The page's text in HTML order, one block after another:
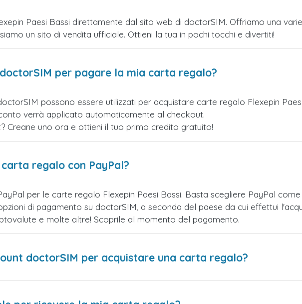
Paesi Bassi direttamente dal sito web di doctorSIM. Offriamo una
un sito di vendita ufficiale. Ottieni la tua in pochi tocchi e divertiti!
per pagare la mia carta regalo?
possono essere utilizzati per acquistare carte regalo Flexepin
verrà applicato automaticamente al checkout.
Creane uno ora e ottieni il tuo primo credito gratuito!
regalo con PayPal?
per le carte regalo Flexepin Paesi Bassi. Basta scegliere PayPal
di pagamento su doctorSIM, a seconda del paese da cui effettui
e molte altre! Scoprile al momento del pagamento.
doctorSIM per acquistare una carta regalo?